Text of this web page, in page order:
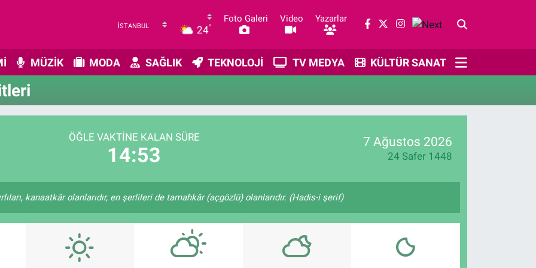
24°
Foto Galeri Video Yazarlar
MÜZİK MODA SAĞLIK TEKNOLOJİ TV MEDYA KÜLTÜR SANAT
ÖĞLE VAKTINE KALAN SÜRE
14:53
7 Ağustos 2026
24 Safer 1448
kanaatkâr olanlarıdır, en şerlileri de tamahkâr (açgözlü) olanlarıdır. (Hadis-i şerif)